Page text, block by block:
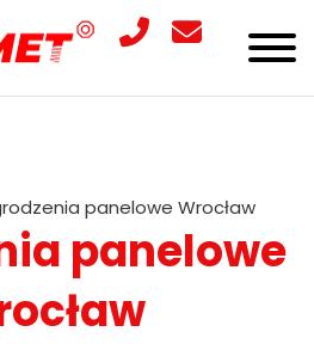
panelowe Wrocław
panelowe